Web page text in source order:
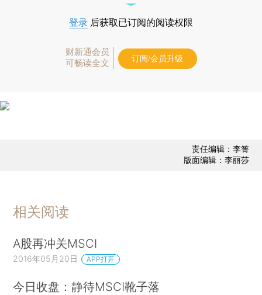
登录 后获取已订阅的阅读权限
财新通会员
可畅读全文
订阅/会员升级
责任编辑：李箐
版面编辑：李丽莎
相关阅读
A股再冲关MSCI
2016年05月20日 APP打开
今日收盘：静待MSCI靴子落